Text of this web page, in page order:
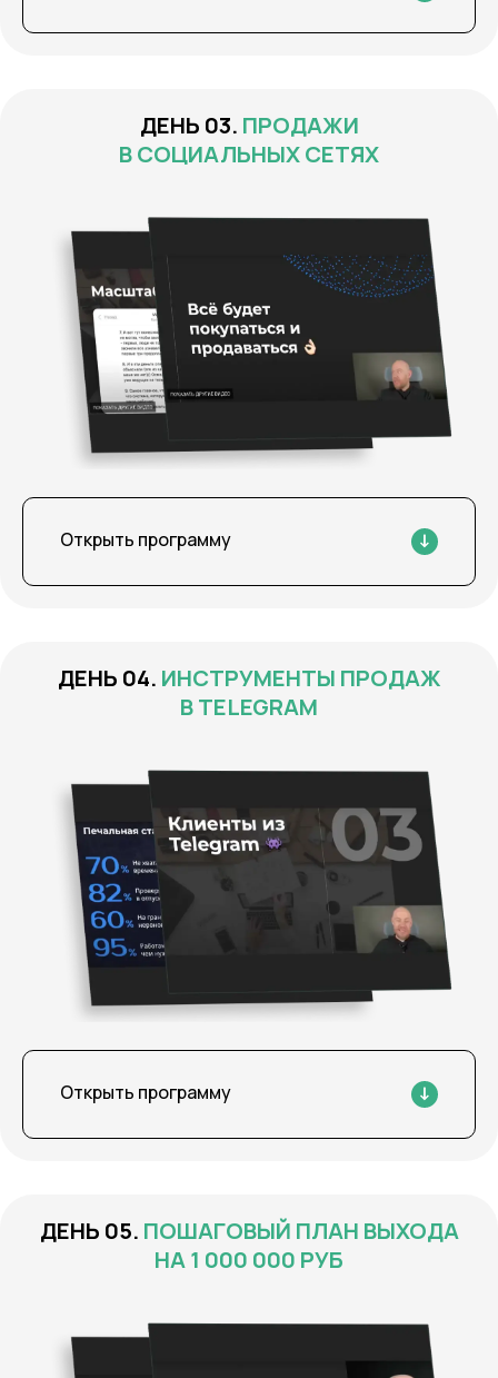
ПРОДАЖИ
В СОЦИАЛЬНЫХ СЕТЯХ
Открыть программу
ИНСТРУМЕНТЫ ПРОДАЖ
В TELEGRAM
Открыть программу
ПОШАГОВЫЙ ПЛАН ВЫХОДА
НА 1 000 000 РУБ